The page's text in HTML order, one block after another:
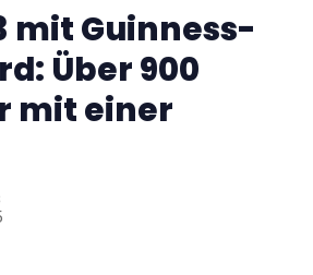
mit Guinness-
Über 900
mit einer